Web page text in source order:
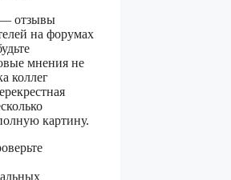
отзывы
на форумах
мнения не
коллег
картину.